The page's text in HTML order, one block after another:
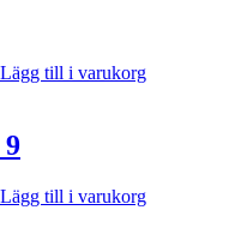
Lägg till i varukorg
Lägg till i varukorg